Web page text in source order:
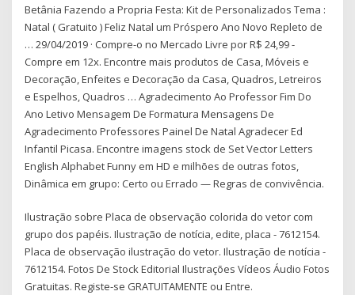
Betânia Fazendo a Propria Festa: Kit de Personalizados Tema :
Natal ( Gratuito ) Feliz Natal um Próspero Ano Novo Repleto de
… 29/04/2019 · Compre-o no Mercado Livre por R$ 24,99 -
Compre em 12x. Encontre mais produtos de Casa, Móveis e
Decoração, Enfeites e Decoração da Casa, Quadros, Letreiros
e Espelhos, Quadros … Agradecimento Ao Professor Fim Do
Ano Letivo Mensagem De Formatura Mensagens De
Agradecimento Professores Painel De Natal Agradecer Ed
Infantil Picasa. Encontre imagens stock de Set Vector Letters
English Alphabet Funny em HD e milhões de outras fotos,
Dinâmica em grupo: Certo ou Errado — Regras de convivência.
Ilustração sobre Placa de observação colorida do vetor com
grupo dos papéis. Ilustração de notícia, edite, placa - 7612154.
Placa de observação ilustração do vetor. Ilustração de notícia -
7612154. Fotos De Stock Editorial Ilustrações Vídeos Áudio Fotos
Gratuitas. Registe-se GRATUITAMENTE ou Entre.